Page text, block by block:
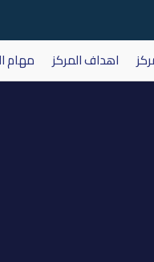
اهداف المركز مهام